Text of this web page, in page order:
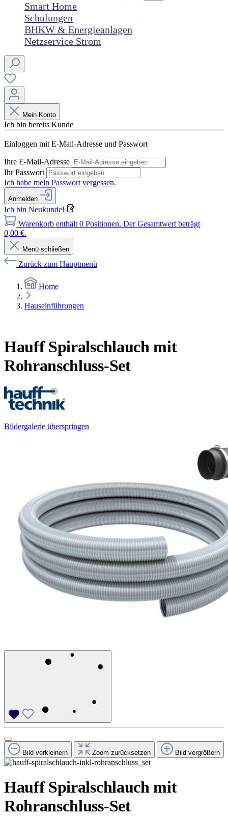
Smart Home
Schulungen
BHKW & Energieanlagen
Netzservice Strom
Mein Konto
Ich bin bereits Kunde
Einloggen mit E-Mail-Adresse und Passwort
Ihre E-Mail-Adresse
Ihr Passwort
Ich habe mein Passwort vergessen.
Anmelden
Ich bin Neukunde!
Warenkorb enthält 0 Positionen. Der Gesamtwert beträgt
0,00 €.
Menü schließen
Zurück zum Hauptmenü
Home
Hauseinführungen
Hauff Spiralschlauch mit
Rohranschluss-Set
Bildergalerie überspringen
Bild verkleinern Zoom zurücksetzen Bild vergrößern
Hauff Spiralschlauch mit
Rohranschluss-Set